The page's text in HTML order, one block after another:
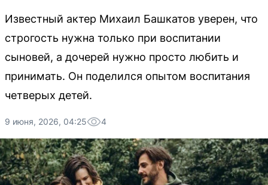
Известный актер Михаил Башкатов уверен, что
строгость нужна только при воспитании
сыновей, а дочерей нужно просто любить и
принимать. Он поделился опытом воспитания
четверых детей.
9 июня, 2026, 04:25 4